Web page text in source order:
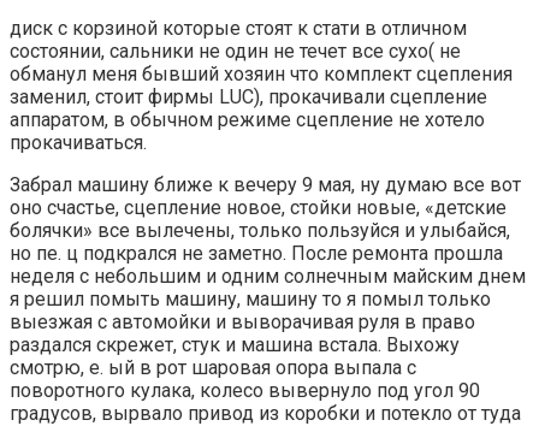
диск с корзиной которые стоят к стати в отличном
состоянии, сальники не один не течет все сухо( не
обманул меня бывший хозяин что комплект сцепления
заменил, стоит фирмы LUC), прокачивали сцепление
аппаратом, в обычном режиме сцепление не хотело
прокачиваться.
Забрал машину ближе к вечеру 9 мая, ну думаю все вот
оно счастье, сцепление новое, стойки новые, «детские
болячки» все вылечены, только пользуйся и улыбайся,
но пе. ц подкрался не заметно. После ремонта прошла
неделя с небольшим и одним солнечным майским днем
я решил помыть машину, машину то я помыл только
выезжая с автомойки и выворачивая руля в право
раздался скрежет, стук и машина встала. Выхожу
смотрю, е. ый в рот шаровая опора выпала с
поворотного кулака, колесо вывернуло под угол 90
градусов, вырвало привод из коробки и потекло от туда